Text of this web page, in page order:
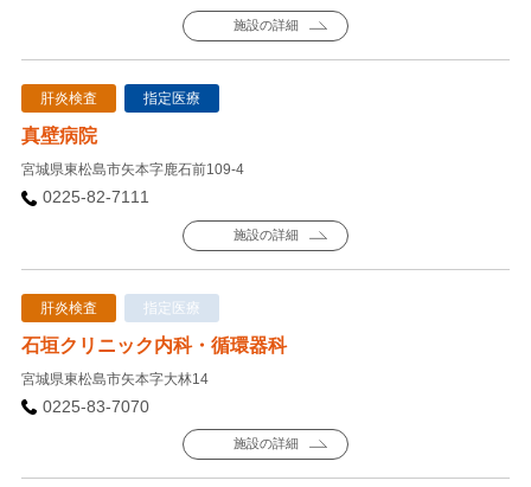
施設の詳細
肝炎検査 指定医療
真壁病院
宮城県東松島市矢本字鹿石前109-4
0225-82-7111
施設の詳細
肝炎検査 指定医療
石垣クリニック内科・循環器科
宮城県東松島市矢本字大林14
0225-83-7070
施設の詳細